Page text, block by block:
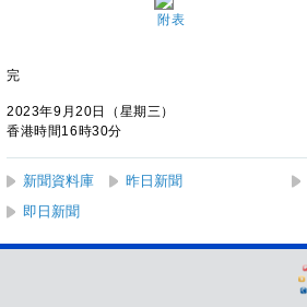
附表
完
2023年9月20日（星期三）
香港時間16時30分
新聞資料庫 昨日新聞
即日新聞